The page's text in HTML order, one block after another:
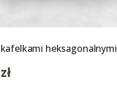
heksagonalnymi
zł